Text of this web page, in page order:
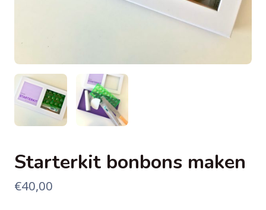
Starterkit bonbons maken
€40,00